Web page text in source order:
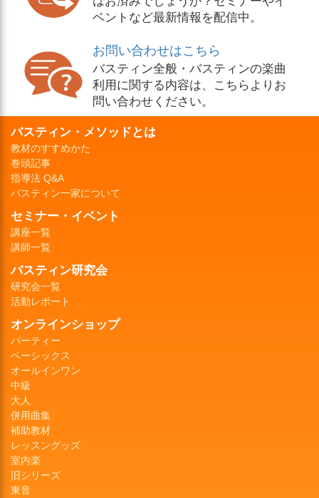
ベントなど最新情報を配信中。
お問い合わせはこちら
バスティン全般・バスティンの楽曲
利用に関する内容は、こちらよりお
問い合わせください。
バスティン・メソッドとは
教材のすすめかた
巻頭記事
指導法 Q&A
バスティン一家について
セミナー・イベント
講座一覧
講師一覧
バスティン研究会
研究会一覧
活動レポート
オンラインショップ
パーティー
ベーシックス
オールインワン
中級
大人
併用曲集
補助教材
レッスングッズ
室内楽
旧シリーズ
東音